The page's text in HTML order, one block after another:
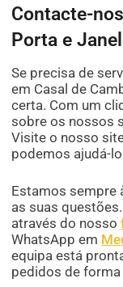
Contacte-
Porta e
Se precisa de
em Casal de
certa. Com um
sobre os nossos
Visite o nosso
podemos ajudá-
Estamos sempre
as suas
através do nosso
WhatsApp em
equipa está
pedidos de forma